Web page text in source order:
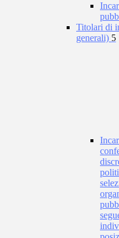
Titolari di
generali) 5